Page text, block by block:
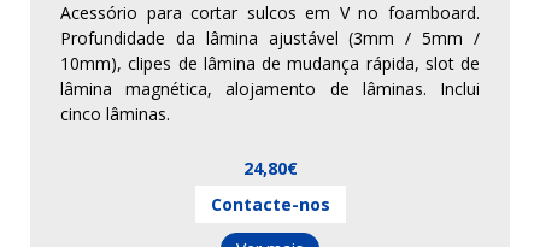
Acessório para cortar sulcos em V no foamboard.
Profundidade da lâmina ajustável (3mm / 5mm /
10mm), clipes de lâmina de mudança rápida, slot de
lâmina magnética, alojamento de lâminas. Inclui
cinco lâminas.
24,80€
Contacte-nos